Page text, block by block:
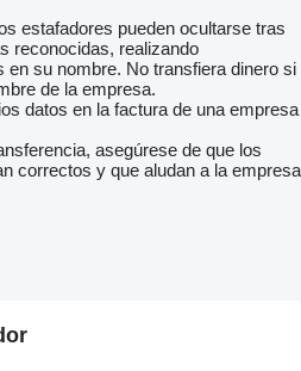
estafadores pueden ocultarse tras
reconocidas, realizando
en su nombre. No transfiera dinero si
de la empresa.
datos en la factura de una empresa
asegúrese de que los
correctos y que aludan a la empresa